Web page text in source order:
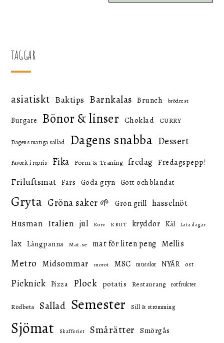
TAGGAR
asiatiskt Baktips Barnkalas Brunch brödrest
Burgare Bönor & linser Choklad CURRY
Dagens matiga sallad Dagens snabba Dessert
Favorit i repris Fika Form & Träning fredag Fredagspepp!
Friluftsmat Färs Goda gryn Gott och blandat
Gryta Gröna saker 🌱 Grön grill hasselnöt
Husman Italien jul Korv KRUT kryddor Kål Lata dagar
lax Långpanna Mat.se mat för liten peng Mellis
Metro Midsommar morot MSC musslor NYÅR ost
Picknick Pizza Plock potatis Restaurang rotfrukter
Rödbeta Sallad Semester Sill & strömming
Sjömat Skafferiet Smårätter Smörgås